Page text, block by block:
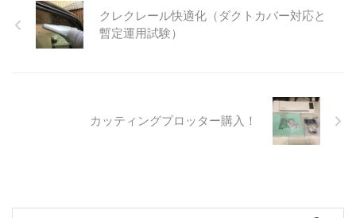
クレクレール快適化（ダクトカバー対応と
暫定運用試験）
カッティングプロッター購入！